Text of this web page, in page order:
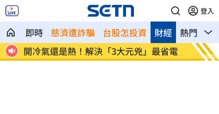
登入
即時 慈濟遭詐騙 台股怎投資 熱門 影
財經
開冷氣還是熱！解決「3大元兇」最省電 金秀